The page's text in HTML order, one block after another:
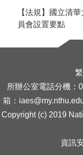
【法規】國立清
員會設置要點
所辦公室電話分機：
箱：
Copyright (c) 2019
資訊